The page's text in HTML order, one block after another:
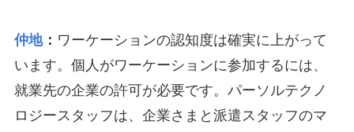
仲地： ワーケーションの認知度は確実に上がって
います。個人がワーケーションに参加するには、
就業先の企業の許可が必要です。パーソルテクノ
ロジースタッフは、企業さまと派遣スタッフのマ